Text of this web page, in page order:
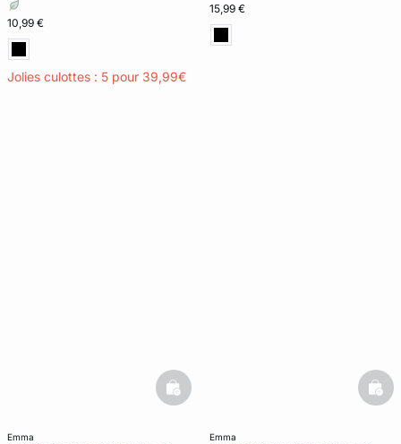
10,99 €
Jolies culottes : 5 pour 39,99€
15,99 €
emma
basketfull
emma